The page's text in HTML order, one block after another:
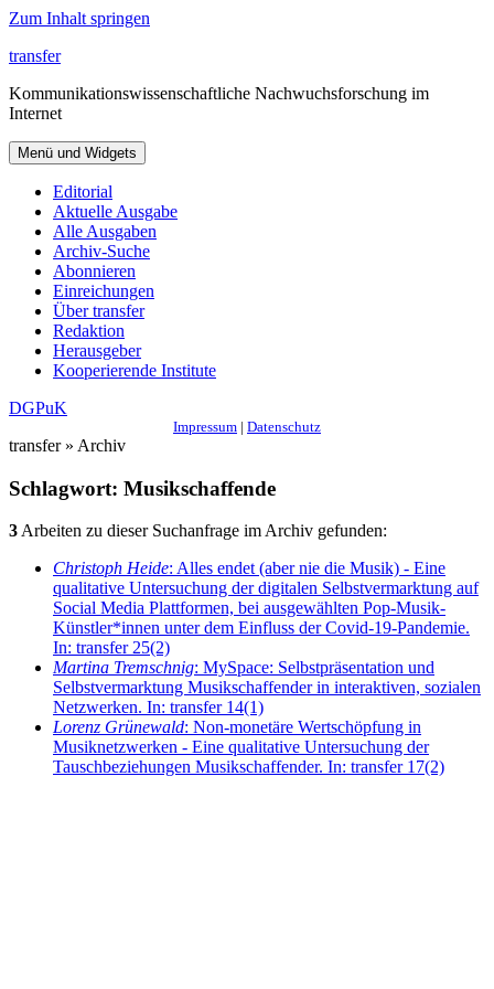
Zum Inhalt springen
transfer
Kommunikationswissenschaftliche Nachwuchsforschung im
Internet
Menü und Widgets
Editorial
Aktuelle Ausgabe
Alle Ausgaben
Archiv-Suche
Abonnieren
Einreichungen
Über transfer
Redaktion
Herausgeber
Kooperierende Institute
DGPuK
Impressum | Datenschutz
transfer » Archiv
Schlagwort: Musikschaffende
3Arbeiten zu dieser Suchanfrage im Archiv gefunden:
Christoph Heide: Alles endet (aber nie die Musik) - Eine
qualitative Untersuchung der digitalen Selbstvermarktung auf
Social Media Plattformen, bei ausgewählten Pop-Musik-
Künstler*innen unter dem Einfluss der Covid-19-Pandemie.
In: transfer 25(2)
Martina Tremschnig: MySpace: Selbstpräsentation und
Selbstvermarktung Musikschaffender in interaktiven, sozialen
Netzwerken. In: transfer 14(1)
Lorenz Grünewald: Non-monetäre Wertschöpfung in
Musiknetzwerken - Eine qualitative Untersuchung der
Tauschbeziehungen Musikschaffender. In: transfer 17(2)